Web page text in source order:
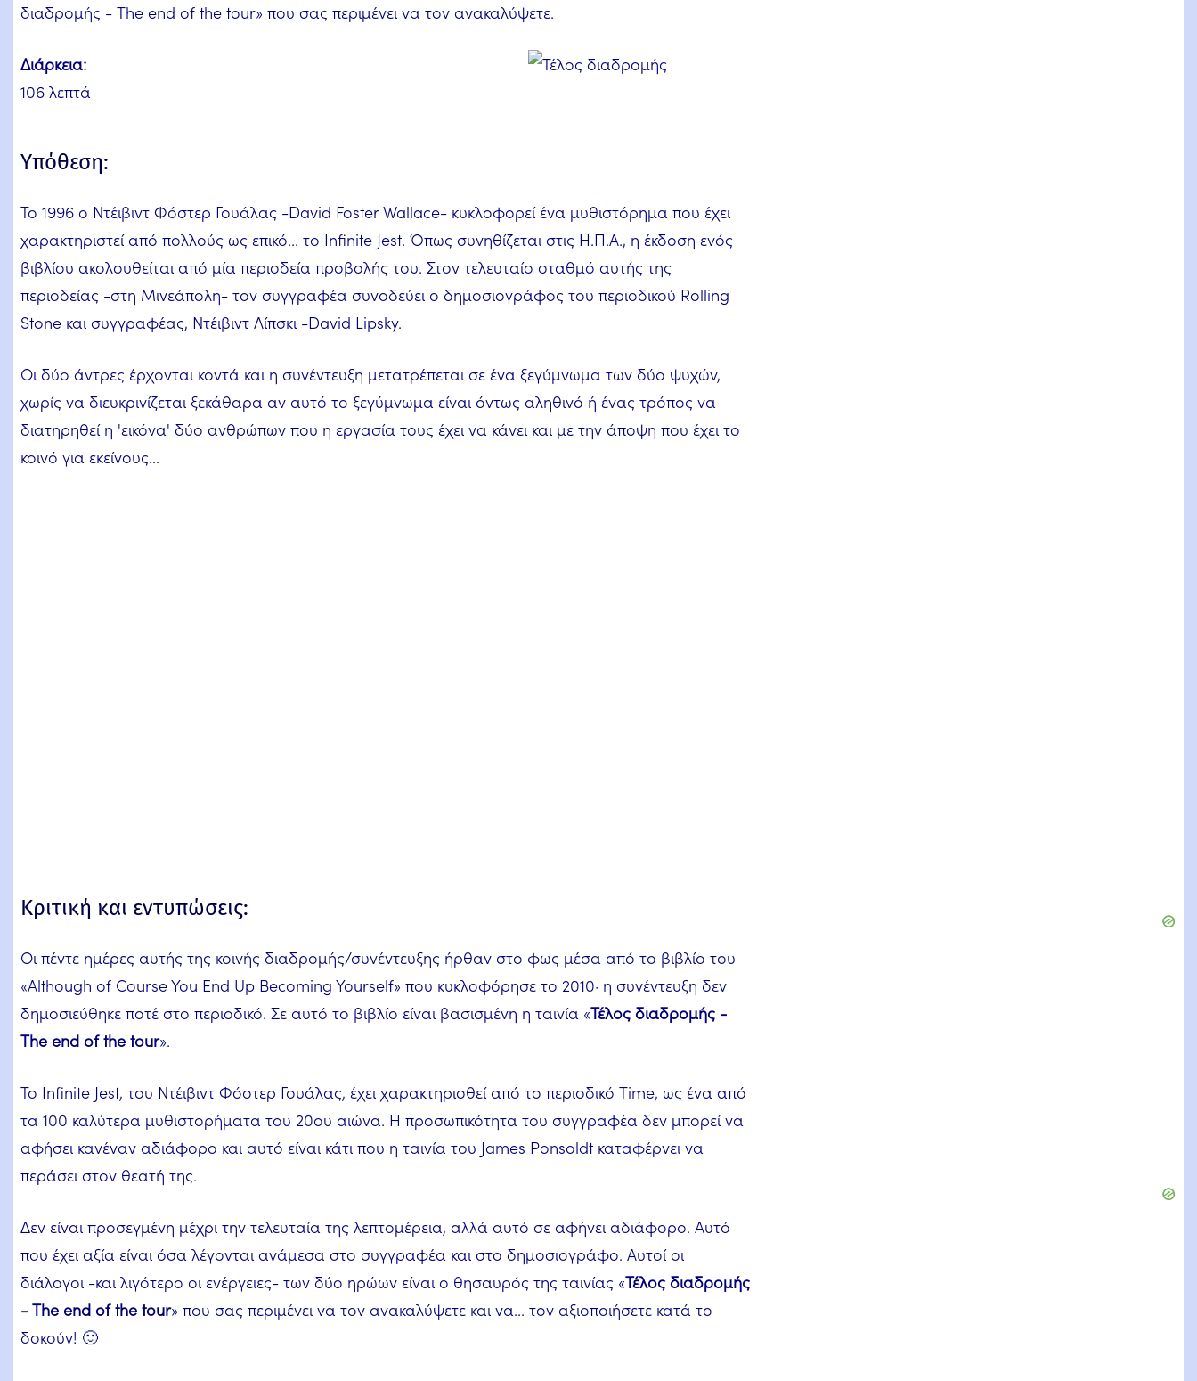
διαδρομής - The end of the tour» που σας περιμένει να τον ανακαλύψετε.
Διάρκεια:
106 λεπτά
Υπόθεση:
Το 1996 ο Ντέιβιντ Φόστερ Γουάλας -David Foster Wallace- κυκλοφορεί ένα μυθιστόρημα που έχει
χαρακτηριστεί από πολλούς ως επικό... το Infinite Jest. Όπως συνηθίζεται στις Η.Π.Α., η έκδοση ενός
βιβλίου ακολουθείται από μία περιοδεία προβολής του. Στον τελευταίο σταθμό αυτής της
περιοδείας -στη Μινεάπολη- τον συγγραφέα συνοδεύει ο δημοσιογράφος του περιοδικού Rolling
Stone και συγγραφέας, Ντέιβιντ Λίπσκι -David Lipsky.
Οι δύο άντρες έρχονται κοντά και η συνέντευξη μετατρέπεται σε ένα ξεγύμνωμα των δύο ψυχών,
χωρίς να διευκρινίζεται ξεκάθαρα αν αυτό το ξεγύμνωμα είναι όντως αληθινό ή ένας τρόπος να
διατηρηθεί η 'εικόνα' δύο ανθρώπων που η εργασία τους έχει να κάνει και με την άποψη που έχει το
κοινό για εκείνους...
Κριτική και εντυπώσεις:
Οι πέντε ημέρες αυτής της κοινής διαδρομής/συνέντευξης ήρθαν στο φως μέσα από το βιβλίο του
«Although of Course You End Up Becoming Yourself» που κυκλοφόρησε το 2010· η συνέντευξη δεν
δημοσιεύθηκε ποτέ στο περιοδικό. Σε αυτό το βιβλίο είναι βασισμένη η ταινία «Τέλος διαδρομής -
The end of the tour».
Το Infinite Jest, του Ντέιβιντ Φόστερ Γουάλας, έχει χαρακτηρισθεί από το περιοδικό Time, ως ένα από
τα 100 καλύτερα μυθιστορήματα του 20ου αιώνα. Η προσωπικότητα του συγγραφέα δεν μπορεί να
αφήσει κανέναν αδιάφορο και αυτό είναι κάτι που η ταινία του James Ponsoldt καταφέρνει να
περάσει στον θεατή της.
Δεν είναι προσεγμένη μέχρι την τελευταία της λεπτομέρεια, αλλά αυτό σε αφήνει αδιάφορο. Αυτό
που έχει αξία είναι όσα λέγονται ανάμεσα στο συγγραφέα και στο δημοσιογράφο. Αυτοί οι
διάλογοι -και λιγότερο οι ενέργειες- των δύο ηρώων είναι ο θησαυρός της ταινίας «Τέλος διαδρομής
- The end of the tour» που σας περιμένει να τον ανακαλύψετε και να... τον αξιοποιήσετε κατά το
δοκούν! 🙂